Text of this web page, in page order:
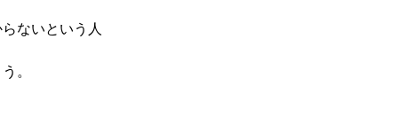
ないという人
。